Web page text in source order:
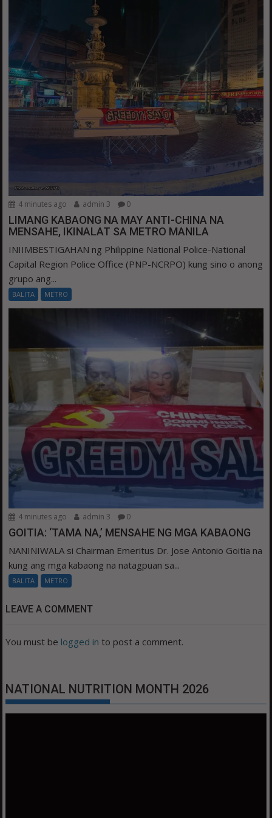
4 minutes ago admin 3 0
LIMANG KABAONG NA MAY ANTI-CHINA NA
MENSAHE, IKINALAT SA METRO MANILA
INIIMBESTIGAHAN ng Philippine National Police-National
Capital Region Police Office (PNP-NCRPO) kung sino o anong
grupo ang...
BALITA METRO
4 minutes ago admin 3 0
GOITIA: ‘TAMA NA,’ MENSAHE NG MGA KABAONG
NANINIWALA si Chairman Emeritus Dr. Jose Antonio Goitia na
kung ang mga kabaong na natagpuan sa...
BALITA METRO
LEAVE A COMMENT
You must be logged in to post a comment.
NATIONAL NUTRITION MONTH 2026